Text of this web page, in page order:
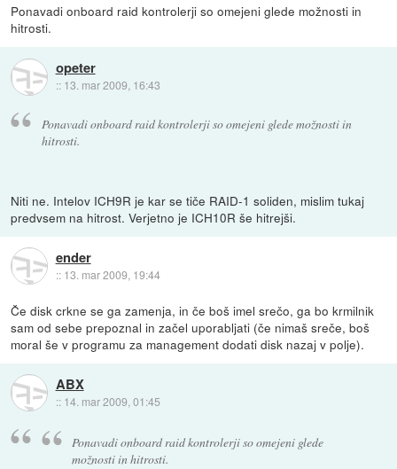
Ponavadi onboard raid kontrolerji so omejeni glede možnosti in
hitrosti.
opeter
:: 13. mar 2009, 16:43
Ponavadi onboard raid kontrolerji so omejeni glede možnosti in
hitrosti.
Niti ne. Intelov ICH9R je kar se tiče RAID-1 soliden, mislim tukaj
predvsem na hitrost. Verjetno je ICH10R še hitrejši.
ender
:: 13. mar 2009, 19:44
Če disk crkne se ga zamenja, in če boš imel srečo, ga bo krmilnik
sam od sebe prepoznal in začel uporabljati (če nimaš sreče, boš
moral še v programu za management dodati disk nazaj v polje).
ABX
:: 14. mar 2009, 01:45
Ponavadi onboard raid kontrolerji so omejeni glede
možnosti in hitrosti.